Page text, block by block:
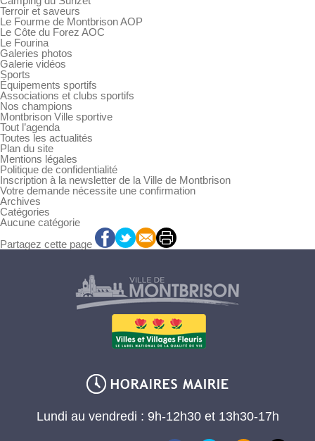
Terroir et saveurs
Le Fourme de Montbrison AOP
Le Côte du Forez AOC
Le Fourina
Galeries photos
Galerie vidéos
Sports
Équipements sportifs
Associations et clubs sportifs
Nos champions
Montbrison Ville sportive
Tout l’agenda
Toutes les actualités
Plan du site
Mentions légales
Politique de confidentialité
Inscription à la newsletter de la Ville de Montbrison
Votre demande nécessite une confirmation
Archives
Catégories
Aucune catégorie
Partagez cette page
Lundi au vendredi : 9h-12h30 et 13h30-17h